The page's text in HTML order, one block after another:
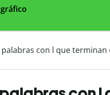
palabras con l que terminan